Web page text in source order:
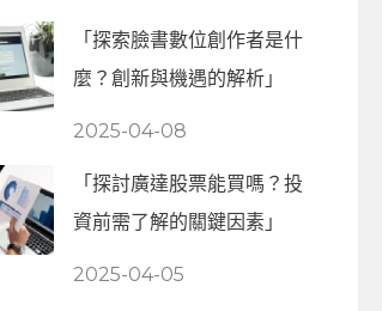
「探索臉書數位創作者是什
麼？創新與機遇的解析」
2025-04-08
「探討廣達股票能買嗎？投
資前需了解的關鍵因素」
2025-04-05